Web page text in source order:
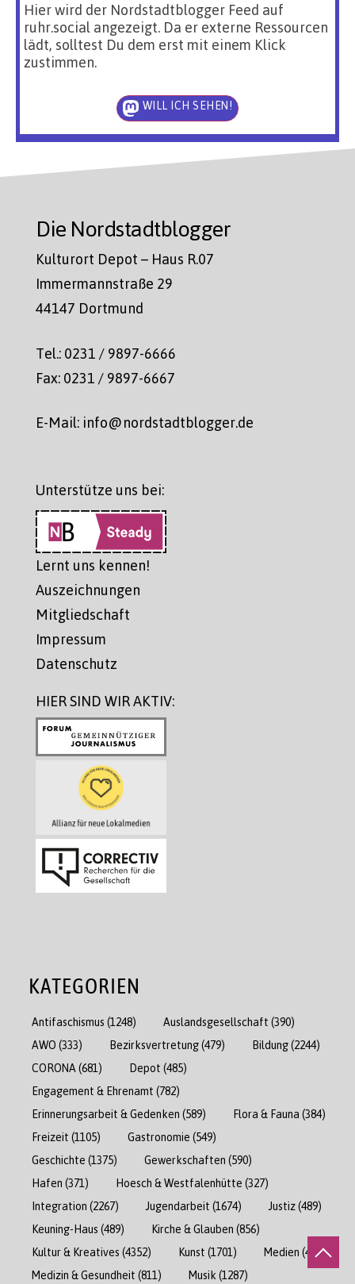
Hier wird der Nordstadtblogger Feed auf
ruhr.social angezeigt. Da er externe Ressourcen
lädt, solltest Du dem erst mit einem Klick
zustimmen.
WILL ICH SEHEN!
Die Nordstadtblogger
Kulturort Depot – Haus R.07
Immermannstraße 29
44147 Dortmund
Tel.: 0231 / 9897-6666
Fax: 0231 / 9897-6667
E-Mail: info@nordstadtblogger.de
Unterstütze uns bei:
Lernt uns kennen!
Auszeichnungen
Mitgliedschaft
Impressum
Datenschutz
HIER SIND WIR AKTIV:
KATEGORIEN
Antifaschismus (1248) Auslandsgesellschaft (390)
AWO (333) Bezirksvertretung(479) Bildung(2244)
CORONA (681) Depot (485)
Engagement & Ehrenamt (782)
Erinnerungsarbeit & Gedenken (589) Flora & Fauna (384)
Freizeit (1105) Gastronomie (549)
Geschichte (1375) Gewerkschaften (590)
Hafen (371) Hoesch & Westfalenhütte (327)
Integration (2267) Jugendarbeit (1674) Justiz(489)
Keuning-Haus (489) Kirche & Glauben (856)
Kultur & Kreatives (4352) Kunst (1701) Medien (471)
Medizin & Gesundheit (811) Musik (1287)